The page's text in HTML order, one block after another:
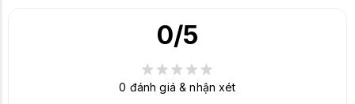
0/5
0 đánh giá & nhận xét